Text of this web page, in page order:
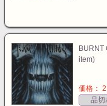
BURNT
item)
価格：
品切